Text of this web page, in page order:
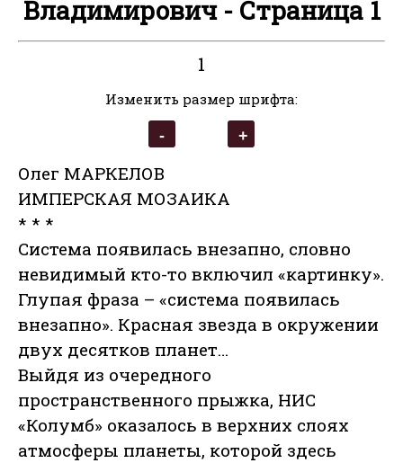
Владимирович - Страница 1
1
Изменить размер шрифта:
Олег МАРКЕЛОВ
ИМПЕРСКАЯ МОЗАИКА
* * *
Система появилась внезапно, словно
невидимый кто-то включил «картинку».
Глупая фраза – «система появилась
внезапно». Красная звезда в окружении
двух десятков планет…
Выйдя из очередного
пространственного прыжка, НИС
«Колумб» оказалось в верхних слоях
атмосферы планеты, которой здесь